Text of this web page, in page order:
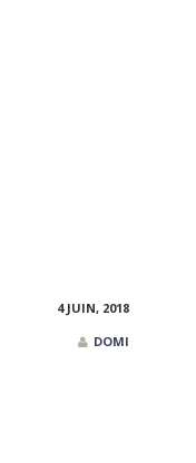
4 JUIN, 2018
DOMI